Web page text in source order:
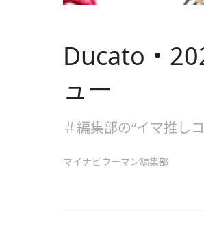
Ducato・
ュー
＃編集部の“イマ推し
マイナビウーマン編集部